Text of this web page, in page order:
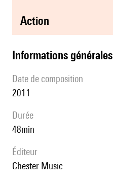
action
informations générales
date de composition
2011
durée
48min
éditeur
Chester Music